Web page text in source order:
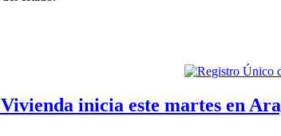
inicia este martes en